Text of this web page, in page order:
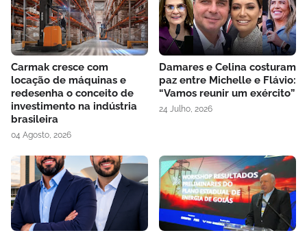
Carmak cresce com
locação de máquinas e
redesenha o conceito de
investimento na indústria
brasileira
04 Agosto, 2026
Damares e Celina costuram
paz entre Michelle e Flávio:
“Vamos reunir um exército”
24 Julho, 2026